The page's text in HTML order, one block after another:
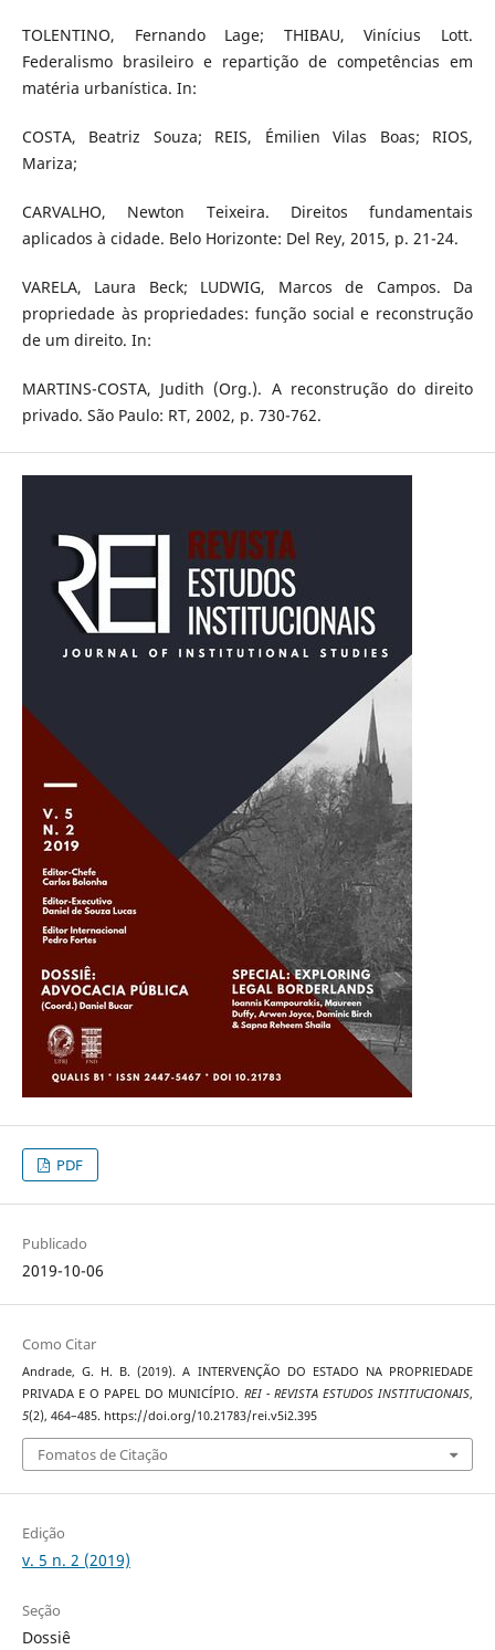
TOLENTINO, Fernando Lage; THIBAU, Vinícius Lott.
Federalismo brasileiro e repartição de competências em
matéria urbanística. In:
COSTA, Beatriz Souza; REIS, Émilien Vilas Boas; RIOS,
Mariza;
CARVALHO, Newton Teixeira. Direitos fundamentais
aplicados à cidade. Belo Horizonte: Del Rey, 2015, p. 21-24.
VARELA, Laura Beck; LUDWIG, Marcos de Campos. Da
propriedade às propriedades: função social e reconstrução
de um direito. In:
MARTINS-COSTA, Judith (Org.). A reconstrução do direito
privado. São Paulo: RT, 2002, p. 730-762.
PDF
Publicado
2019-10-06
Como Citar
Andrade, G. H. B. (2019). A INTERVENÇÃO DO ESTADO NA PROPRIEDADE
PRIVADA E O PAPEL DO MUNICÍPIO. REI - REVISTA ESTUDOS INSTITUCIONAIS,
5(2), 464–485. https://doi.org/10.21783/rei.v5i2.395
Fomatos de Citação
Edição
v. 5 n. 2 (2019)
Seção
Dossiê